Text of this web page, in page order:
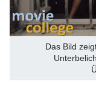
Das Bild